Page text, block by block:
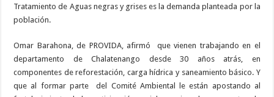
Tratamiento de Aguas negras y grises es la demanda planteada por la
población.
Omar Barahona, de PROVIDA, afirmó
que vienen trabajando en el
departamento de Chalatenango desde 30 años atrás, en
componentes de reforestación, carga hídrica y saneamiento básico. Y
que al formar parte
del Comité Ambiental le están apostando al